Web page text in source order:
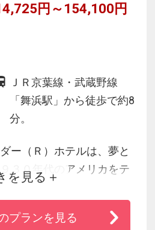
円～154,100円
ＪＲ京葉線・武蔵野線
「舞浜駅」から徒歩で約8
分。
ー（Ｒ）ホテルは、夢と
３０年代のアメリカをテ
ホテルです。
スタイルで統一した外観
しか出逢えないさまざま
を見る
プランを見る